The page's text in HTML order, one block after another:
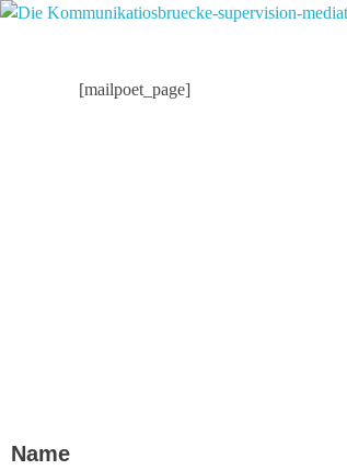
[mailpoet_page]
Name